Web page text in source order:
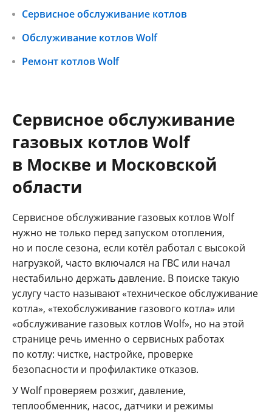
Сервисное обслуживание котлов
Обслуживание котлов Wolf
Ремонт котлов Wolf
Сервисное обслуживание
газовых котлов Wolf
в Москве и Московской
области
Сервисное обслуживание газовых котлов Wolf
нужно не только перед запуском отопления,
но и после сезона, если котёл работал с высокой
нагрузкой, часто включался на ГВС или начал
нестабильно держать давление. В поиске такую
услугу часто называют «техническое обслуживание
котла», «техобслуживание газового котла» или
«обслуживание газовых котлов Wolf», но на этой
странице речь именно о сервисных работах
по котлу: чистке, настройке, проверке
безопасности и профилактике отказов.
У Wolf проверяем розжиг, давление,
теплообменник, насос, датчики и режимы